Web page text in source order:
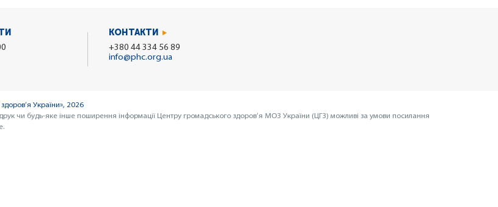
КОНТАКТИ
+380 44 334 56 89
info@phc.org.ua
України», 2026
чи будь-яке інше поширення інформації Центру громадського здоров’я МОЗ України (ЦГЗ) можливі за умови посилання